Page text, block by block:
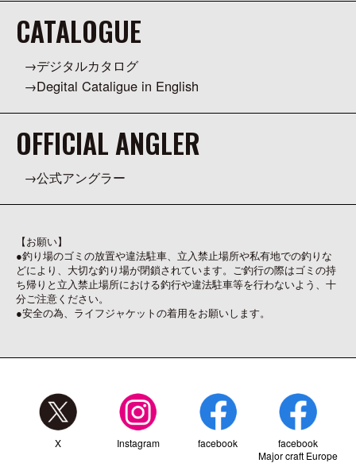
CATALOGUE
デジタルカタログ
Degital Cataligue in English
OFFICIAL ANGLER
公式アングラー
【お願い】
●釣り場のゴミの放置や違法駐車、立入禁止場所や私有地での釣りな
どにより、大切な釣り場が閉鎖されています。ご釣行の際はゴミの持
ち帰りと立入禁止場所における釣行や違法駐車等を行わないよう、十
分ご注意ください。
●安全の為、ライフジャケットの着用をお願いします。
X Instagram facebook
facebook
Major craft Europe